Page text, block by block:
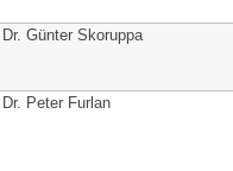
Dr. Günter Skoruppa
Dr. Peter Furlan